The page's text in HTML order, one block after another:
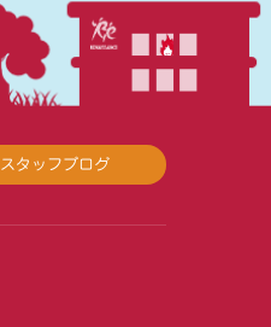
スタッフブログ